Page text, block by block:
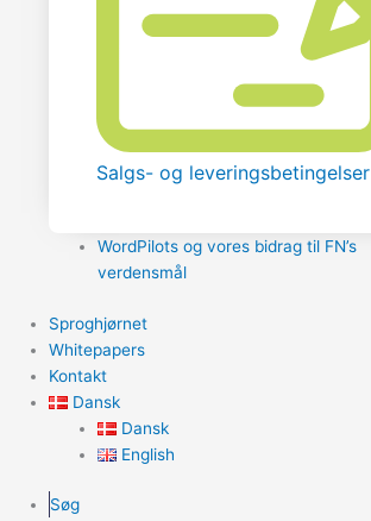
Salgs- og leveringsbetingelser
WordPilots og vores bidrag til FN’s
verdensmål
Sproghjørnet
Whitepapers
Kontakt
Dansk
Dansk
English
Søg